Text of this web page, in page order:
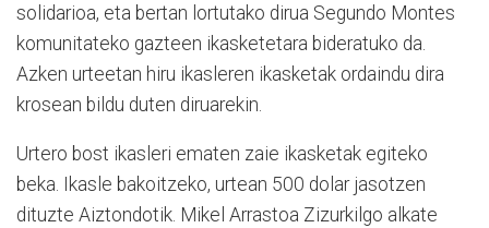
solidarioa, eta bertan lortutako dirua Segundo Montes
komunitateko gazteen ikasketetara bideratuko da.
Azken urteetan hiru ikasleren ikasketak ordaindu dira
krosean bildu duten diruarekin.
Urtero bost ikasleri ematen zaie ikasketak egiteko
beka. Ikasle bakoitzeko, urtean 500 dolar jasotzen
dituzte Aiztondotik. Mikel Arrastoa Zizurkilgo alkate